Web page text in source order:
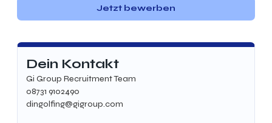
Jetzt bewerben
Dein Kontakt
Gi Group Recruitment Team
08731 9102490
dingolfing@gigroup.com